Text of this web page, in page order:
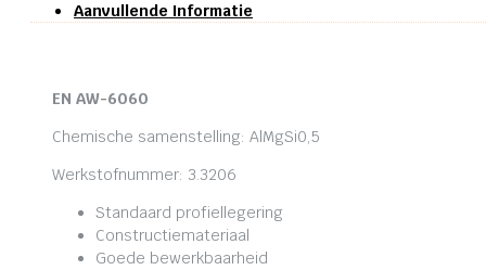
Aanvullende Informatie
EN AW-6060
Chemische samenstelling: AlMgSi0,5
Werkstofnummer: 3.3206
Standaard profiellegering
Constructiemateriaal
Goede bewerkbaarheid